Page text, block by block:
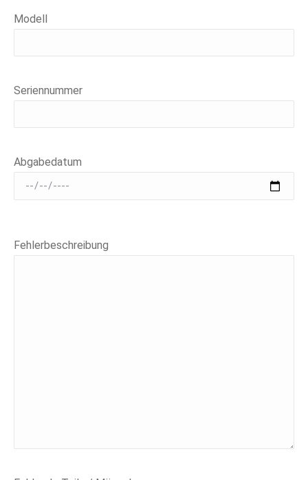
Modell
Seriennummer
Abgabedatum
Fehlerbeschreibung